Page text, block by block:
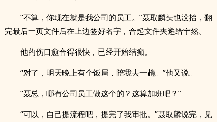
“不算，你现在就是我公司的员工。”聂取麟头也没抬，翻
完最后一页文件后在上边签好名字，合起文件夹递给宁然。
他的伤口愈合得很快，已经开始结痂。
“对了，明天晚上有个饭局，陪我去一趟。”他又说。
“聂总，哪有公司员工做这个的？这算加班吧？”
“可以，自己提流程吧，提完了我审批。”聂取麟说完，见